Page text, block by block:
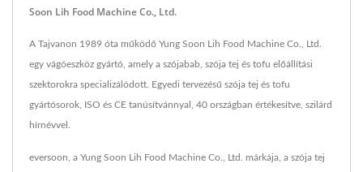
Soon Lih Food Machine Co., Ltd.
A Tajvanon 1989 óta működő Yung Soon Lih Food Machine Co., Ltd.
egy vágóeszköz gyártó, amely a szójabab, szója tej és tofu előállítási
szektorokra specializálódott. Egyedi tervezésű szója tej és tofu
gyártósorok, ISO és CE tanúsítvánnyal, 40 országban értékesítve, szilárd
hírnévvel.
eversoon, a Yung Soon Lih Food Machine Co., Ltd. márkája, a szója tej